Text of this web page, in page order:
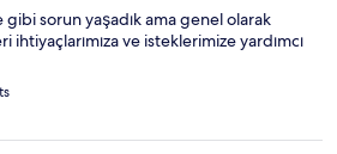
sorun yaşadık ama genel olarak
ve isteklerimize yardımcı